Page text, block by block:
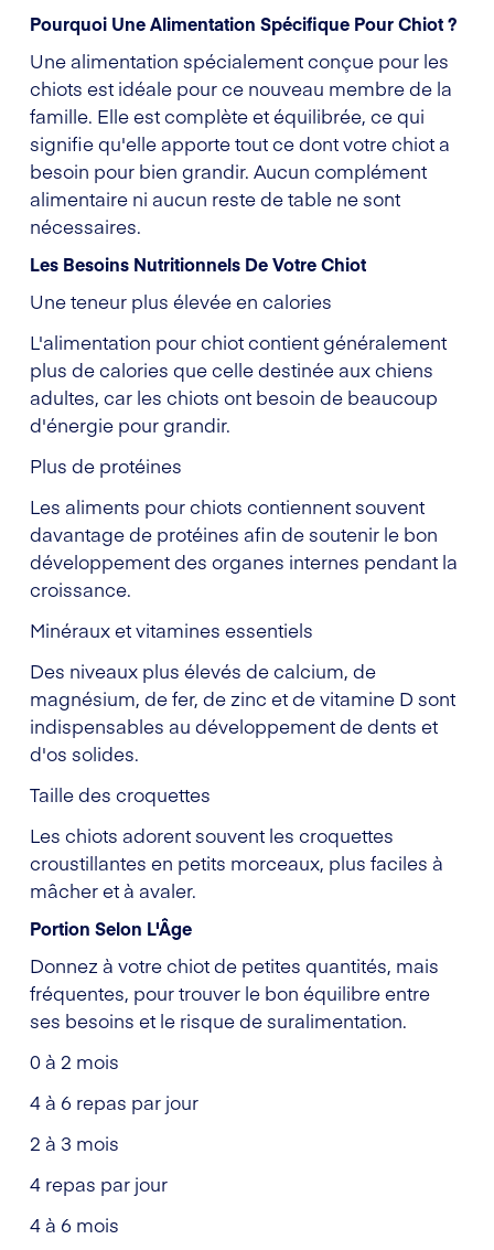
Pourquoi Une Alimentation Spécifique Pour Chiot ?
Une alimentation spécialement conçue pour les
chiots est idéale pour ce nouveau membre de la
famille. Elle est complète et équilibrée, ce qui
signifie qu'elle apporte tout ce dont votre chiot a
besoin pour bien grandir. Aucun complément
alimentaire ni aucun reste de table ne sont
nécessaires.
Les Besoins Nutritionnels De Votre Chiot
Une teneur plus élevée en calories
L'alimentation pour chiot contient généralement
plus de calories que celle destinée aux chiens
adultes, car les chiots ont besoin de beaucoup
d'énergie pour grandir.
Plus de protéines
Les aliments pour chiots contiennent souvent
davantage de protéines afin de soutenir le bon
développement des organes internes pendant la
croissance.
Minéraux et vitamines essentiels
Des niveaux plus élevés de calcium, de
magnésium, de fer, de zinc et de vitamine D sont
indispensables au développement de dents et
d'os solides.
Taille des croquettes
Les chiots adorent souvent les croquettes
croustillantes en petits morceaux, plus faciles à
mâcher et à avaler.
Portion Selon L'Âge
Donnez à votre chiot de petites quantités, mais
fréquentes, pour trouver le bon équilibre entre
ses besoins et le risque de suralimentation.
0 à 2 mois
4 à 6 repas par jour
2 à 3 mois
4 repas par jour
4 à 6 mois